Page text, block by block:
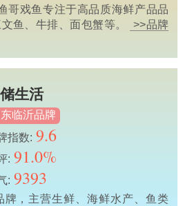
哥戏鱼专注于高品质海鲜产品品
鱼、牛排、面包蟹等。
>>品牌
生活
临沂品牌
指数: 9.6
: 91.0%
: 9393
牌，主营生鲜、海鲜水产、鱼类